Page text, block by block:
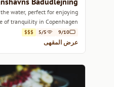
water, perfect for enjoying
of tranquility in Copenhagen.
9/10
5/5
$$$
عرض المقهى